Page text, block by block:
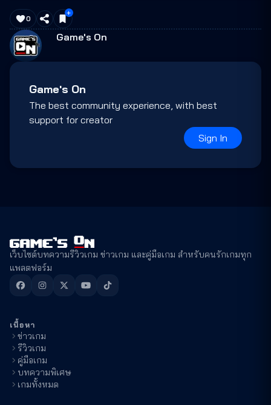
0
Game's On
Game's On
The best community experience, with best
support for creator
Sign In
เว็บไซต์บทความรีวิวเกม ข่าวเกม และคู่มือเกม สำหรับคนรักเกมทุก
แพลตฟอร์ม
เนื้อหา
ข่าวเกม
รีวิวเกม
คู่มือเกม
บทความพิเศษ
เกมทั้งหมด